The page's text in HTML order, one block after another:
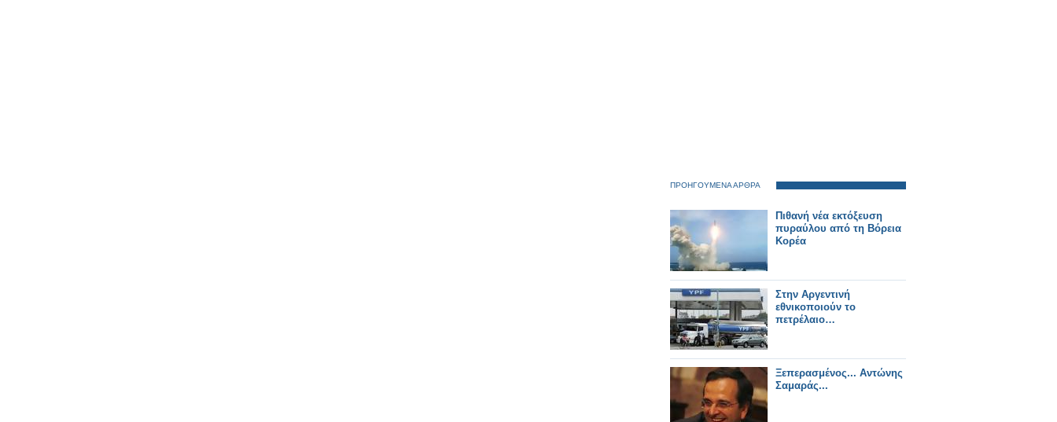
ΠΡΟΗΓΟΥΜΕΝΑ ΑΡΘΡΑ
Πιθανή νέα εκτόξευση
πυραύλου από τη Βόρεια
Κορέα
Στην Αργεντινή
εθνικοποιούν το
πετρέλαιο…
Ξεπερασμένος... Aντώνης
Σαμαράς...